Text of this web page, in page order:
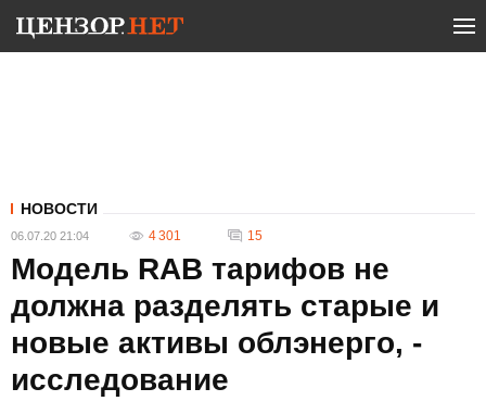
НОВОСТИ
06.07.20 21:04 4 301 15
Модель RAB тарифов не
должна разделять старые и
новые активы облэнерго, -
исследование